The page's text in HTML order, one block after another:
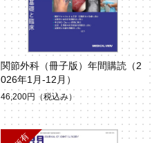
関節外科（冊子版）年間購読（2
026年1月-12月）
46,200円 （税込み）